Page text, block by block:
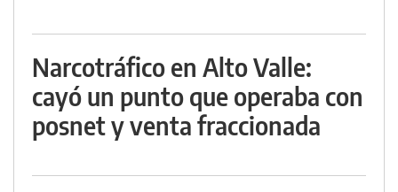
Narcotráfico en Alto Valle:
cayó un punto que operaba con
posnet y venta fraccionada